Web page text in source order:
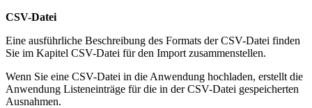
CSV-Datei
Eine ausführliche Beschreibung des Formats der CSV-Datei finden
Sie im Kapitel CSV-Datei für den Import zusammenstellen.
Wenn Sie eine CSV-Datei in die Anwendung hochladen, erstellt die
Anwendung Listeneinträge für die in der CSV-Datei gespeicherten
Ausnahmen.